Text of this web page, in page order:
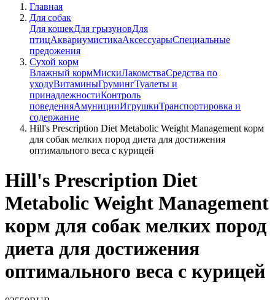
Главная
Для собак
Для кошекДля грызуновДля
птицАквариумистикаАксессуарыСпециальные
предожения
Сухой корм
Влажный кормМискиЛакомстваСредства по
уходуВитаминыГрумингТуалеты и
принадлежностиКонтроль
поведенияАмуницииИгрушкиТранспортировка и
содержание
Hill's Prescription Diet Metabolic Weight Management корм
для собак мелких пород диета для достижения
оптимального веса с курицей
Hill's Prescription Diet
Metabolic Weight Management
корм для собак мелких пород
диета для достижения
оптимального веса с курицей